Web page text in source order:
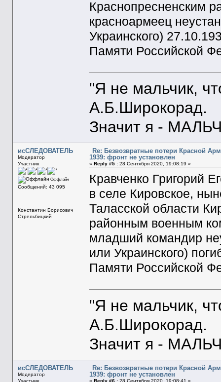
Краснопресненским
красноармеец
Украинского)
Памяти Российской
"Я не мальчик,
А.Б.Широкорад.
Значит я -
исСЛЕДОВАТЕЛЬ
Модератор
Участник
Оффлайн
Сообщений: 43 095
Константин Борисович
Стрельбицкий
Re: Безвозвратные потери Красной
1939: фронт не установлен
« Reply #5 :28 Сентября 2020, 19:08:19 »
Кравченко Григорий
в селе Кировское,
Таласской области
районным военным
младший командир
или Украинского)
Памяти Российской
"Я не мальчик,
А.Б.Широкорад.
Значит я -
исСЛЕДОВАТЕЛЬ
Модератор
Участник
Re: Безвозвратные потери Красной
1939: фронт не установлен
« Reply #6 :28 Сентября 2020, 19:08:41 »